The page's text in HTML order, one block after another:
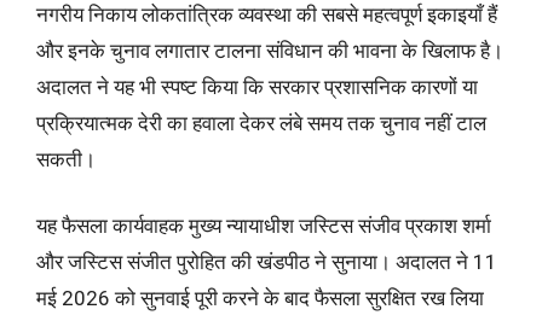
नगरीय निकाय लोकतांत्रिक व्यवस्था की सबसे महत्वपूर्ण इकाइयाँ हैं
और इनके चुनाव लगातार टालना संविधान की भावना के खिलाफ है।
अदालत ने यह भी स्पष्ट किया कि सरकार प्रशासनिक कारणों या
प्रक्रियात्मक देरी का हवाला देकर लंबे समय तक चुनाव नहीं टाल
सकती।
यह फैसला कार्यवाहक मुख्य न्यायाधीश जस्टिस संजीव प्रकाश शर्मा
और जस्टिस संजीत पुरोहित की खंडपीठ ने सुनाया। अदालत ने 11
मई 2026 को सुनवाई पूरी करने के बाद फैसला सुरक्षित रख लिया